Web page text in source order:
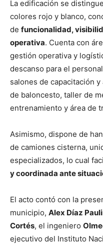
La edificación se
colores rojo y blanco,
de funcionalidad,
operativa. Cuenta con
gestión operativa y
descanso para el
salones de capacitación
de baloncesto, taller de
entrenamiento y área de
Asimismo, dispone de
de camiones cisterna,
especializados, lo cual
y coordinada ante
El acto contó con la
municipio, Alex Díaz
Cortés, el ingeniero
ejecutivo del Instituto